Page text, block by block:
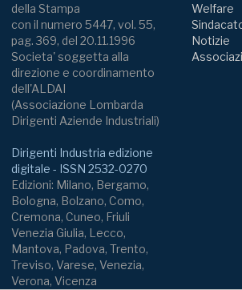
della Stampa
con il numero 5447, vol. 55,
pag. 369, del 20.11.1996
Societa' soggetta alla
direzione e coordinamento
dell'ALDAI
(Associazione Lombarda
Dirigenti Aziende Industriali)
Dirigenti Industria edizione
digitale - ISSN 2532-0270
Edizioni: Milano, Bergamo,
Bologna, Bolzano, Como,
Cremona, Cuneo, Friuli
Venezia Giulia, Lecco,
Mantova, Padova, Trento,
Treviso, Varese, Venezia,
Verona, Vicenza
Welfare
Notizie